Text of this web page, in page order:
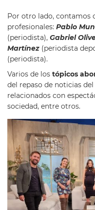
Por otro lado, contamos
profesionales: Pablo
(periodista), Gabriel
Martínez (periodista
(periodista).
Varios de los tópicos
del repaso de noticias
relacionados con
sociedad, entre otros.